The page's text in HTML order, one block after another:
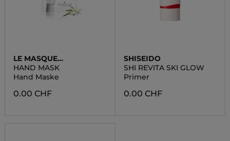
LE MASQUE
SWITZERLAND
HAND MASK
Hand Maske
0.00 CHF
SHISEIDO
SHI REVITA SKI GLOW
Primer
0.00 CHF